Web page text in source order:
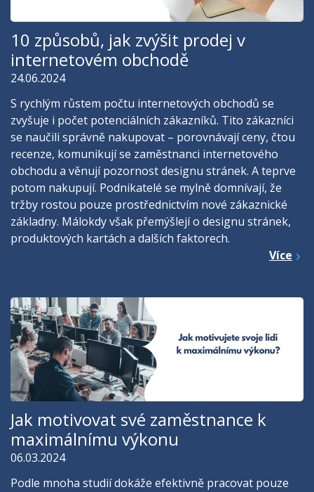
10 způsobů, jak zvýšit prodej v
internetovém obchodě
24.06.2024
S rychlým růstem počtu internetových obchodů se
zvyšuje i počet potenciálních zákazníků. Tito zákazníci
se naučili správně nakupovat – porovnávají ceny, čtou
recenze, komunikují se zaměstnanci internetového
obchodu a věnují pozornost designu stránek. A teprve
potom nakupují. Podnikatelé se mylně domnívají, že
tržby rostou pouze prostřednictvím nové zákaznické
základny. Málokdy však přemýšlejí o designu stránek,
produktových kartách a dalších faktorech.
Více
Jak motivovat své zaměstnance k
maximálnímu výkonu
06.03.2024
Podle mnoha studií dokáže efektivně pracovat pouze